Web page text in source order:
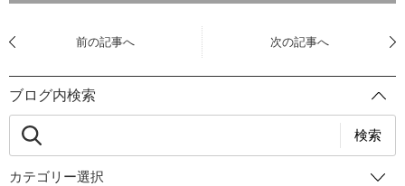
前の記事へ 次の記事へ
ブログ内検索
検索
カテゴリー選択